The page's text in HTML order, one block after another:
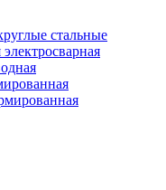
стальные